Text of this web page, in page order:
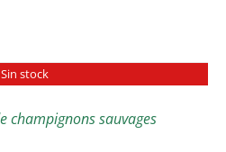
Sin stock
champignons sauvages